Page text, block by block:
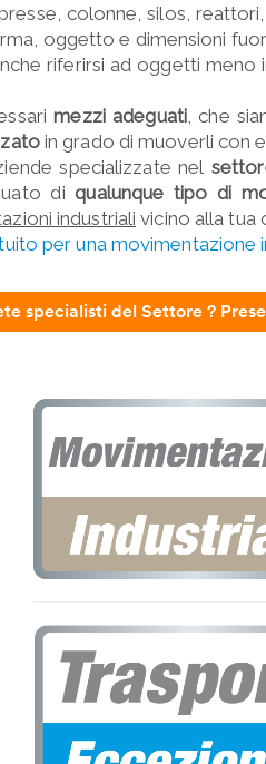
colonne, silos,
oggetto e dimensioni
riferirsi ad oggetti meno
mezzi adeguati, che
in grado di muoverli con
specializzate nel
diqualunque tipo di
industriali vicino alla tua
per una movimentazione
specialisti del Settore ?